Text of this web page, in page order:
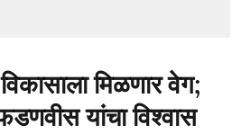
विकासाला मिळणार वेग;
यांचा विश्वास